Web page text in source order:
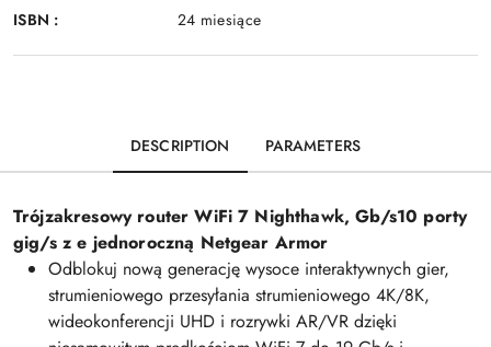
ISBN : 24 miesiące
DESCRIPTION PARAMETERS
Trójzakresowy router WiFi 7 Nighthawk, Gb/s10 porty
gig/s z e jednoroczną Netgear Armor
Odblokuj nową generację wysoce interaktywnych gier,
strumieniowego przesyłania strumieniowego 4K/8K,
wideokonferencji UHD i rozrywki AR/VR dzięki